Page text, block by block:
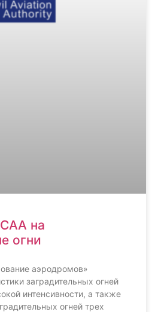
на
огни
аэродромов»
заградительных огней
интенсивности, а также
огней трех